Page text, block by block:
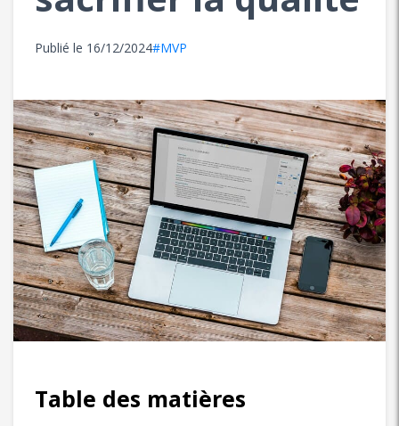
Publié le 16/12/2024#MVP
Table des matières